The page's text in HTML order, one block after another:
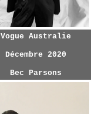
Vogue Australie
Décembre 2020
Bec Parsons